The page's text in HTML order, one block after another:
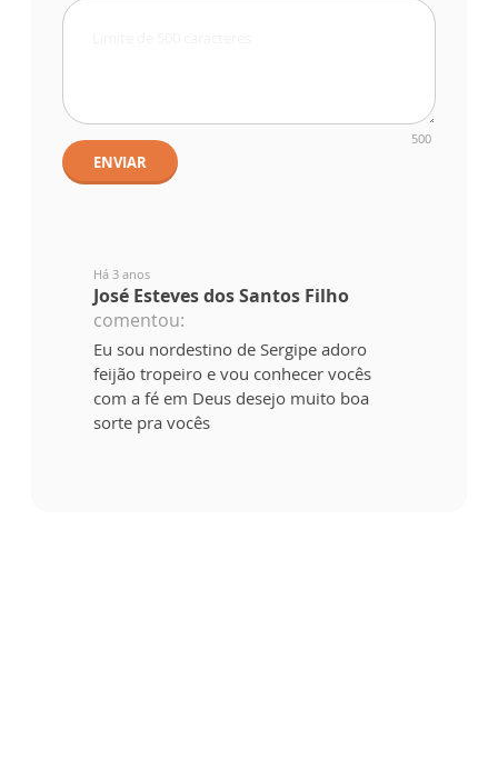
500
ENVIAR
Há 3 anos
José Esteves dos Santos Filho
comentou:
Eu sou nordestino de Sergipe adoro
feijão tropeiro e vou conhecer vocês
com a fé em Deus desejo muito boa
sorte pra vocês